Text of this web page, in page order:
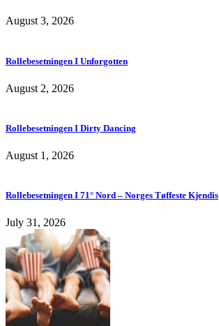
August 3, 2026
Rollebesetningen I Unforgotten
August 2, 2026
Rollebesetningen I Dirty Dancing
August 1, 2026
Rollebesetningen I 71° Nord – Norges Tøffeste Kjendis
July 31, 2026